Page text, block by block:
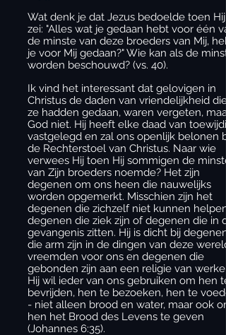
Wat denk je dat Jezus bedoelde toen Hij
zei: "Alles wat je gedaan hebt voor één
de minste van deze broeders van Mij, heb
je voor Mij gedaan?" Wie kan als de
worden beschouwd? (vs. 40).
Ik vind het interessant dat gelovigen in
Christus de daden van vriendelijkheid die
ze hadden gedaan, waren vergeten, maar
God niet. Hij heeft elke daad van
vastgelegd en zal ons openlijk belonen bij
de Rechterstoel van Christus. Naar wie
verwees Hij toen Hij sommigen de minste
van Zijn broeders noemde? Het zijn
degenen om ons heen die nauwelijks
worden opgemerkt. Misschien zijn het
degenen die zichzelf niet kunnen helpen,
degenen die ziek zijn of degenen die in
gevangenis zitten. Hij is dicht bij degenen
die arm zijn in de dingen van deze wereld,
vreemden voor ons en degenen die
gebonden zijn aan een religie van
Hij wil ieder van ons gebruiken om hen te
bevrijden, hen te bezoeken, hen te
- niet alleen brood en water, maar ook
hen het Brood des Levens te geven
(Johannes 6:35).